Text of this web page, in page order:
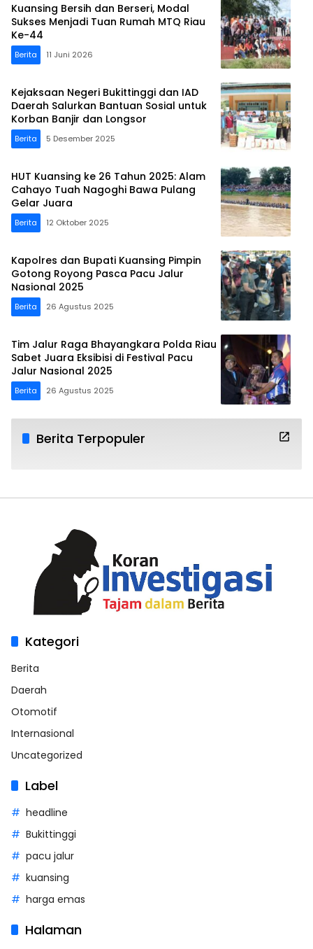
Kuansing Bersih dan Berseri, Modal
Sukses Menjadi Tuan Rumah MTQ Riau
Ke-44
Berita 11 Juni 2026
Kejaksaan Negeri Bukittinggi dan IAD
Daerah Salurkan Bantuan Sosial untuk
Korban Banjir dan Longsor
Berita 5 Desember 2025
HUT Kuansing ke 26 Tahun 2025: Alam
Cahayo Tuah Nagoghi Bawa Pulang
Gelar Juara
Berita 12 Oktober 2025
Kapolres dan Bupati Kuansing Pimpin
Gotong Royong Pasca Pacu Jalur
Nasional 2025
Berita 26 Agustus 2025
Tim Jalur Raga Bhayangkara Polda Riau
Sabet Juara Eksibisi di Festival Pacu
Jalur Nasional 2025
Berita 26 Agustus 2025
Berita Terpopuler
Kategori
Berita
Daerah
Otomotif
Internasional
Uncategorized
Label
headline
Bukittinggi
pacu jalur
kuansing
harga emas
Halaman